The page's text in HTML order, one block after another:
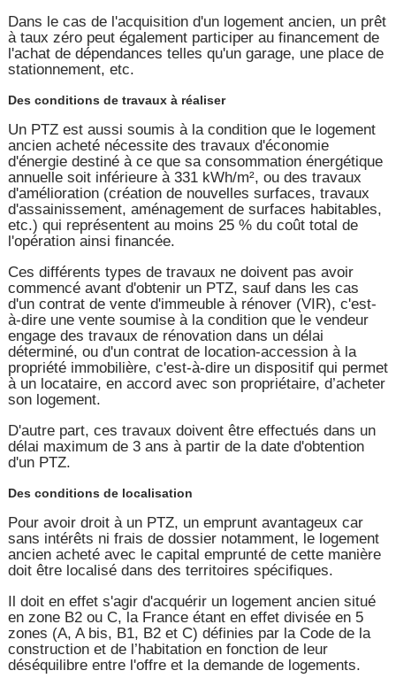
Dans le cas de l'acquisition d'un logement ancien, un prêt
à taux zéro peut également participer au financement de
l'achat de dépendances telles qu'un garage, une place de
stationnement, etc.
Des conditions de travaux à réaliser
Un PTZ est aussi soumis à la condition que le logement
ancien acheté nécessite des travaux d'économie
d'énergie destiné à ce que sa consommation énergétique
annuelle soit inférieure à 331 kWh/m², ou des travaux
d'amélioration (création de nouvelles surfaces, travaux
d'assainissement, aménagement de surfaces habitables,
etc.) qui représentent au moins 25 % du coût total de
l'opération ainsi financée.
Ces différents types de travaux ne doivent pas avoir
commencé avant d'obtenir un PTZ, sauf dans les cas
d'un contrat de vente d'immeuble à rénover (VIR), c'est-
à-dire une vente soumise à la condition que le vendeur
engage des travaux de rénovation dans un délai
déterminé, ou d'un contrat de location-accession à la
propriété immobilière, c'est-à-dire un dispositif qui permet
à un locataire, en accord avec son propriétaire, d’acheter
son logement.
D'autre part, ces travaux doivent être effectués dans un
délai maximum de 3 ans à partir de la date d'obtention
d'un PTZ.
Des conditions de localisation
Pour avoir droit à un PTZ, un emprunt avantageux car
sans intérêts ni frais de dossier notamment, le logement
ancien acheté avec le capital emprunté de cette manière
doit être localisé dans des territoires spécifiques.
Il doit en effet s'agir d'acquérir un logement ancien situé
en zone B2 ou C, la France étant en effet divisée en 5
zones (A, A bis, B1, B2 et C) définies par la Code de la
construction et de l’habitation en fonction de leur
déséquilibre entre l'offre et la demande de logements.